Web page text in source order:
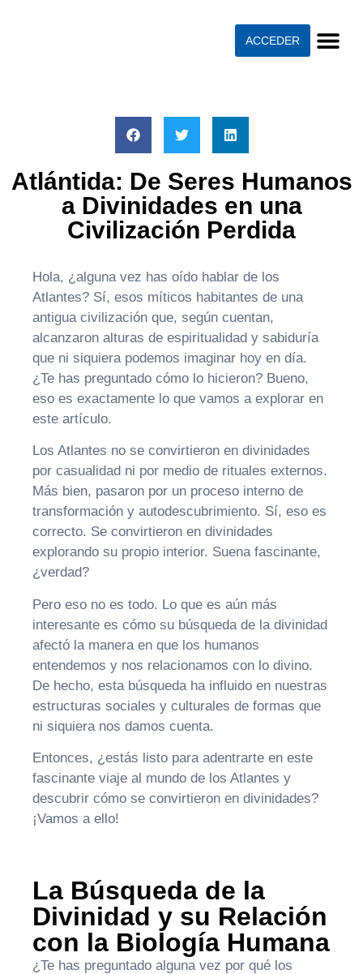
ACCEDER
Atlántida: De Seres Humanos
a Divinidades en una
Civilización Perdida
Hola, ¿alguna vez has oído hablar de los
Atlantes? Sí, esos míticos habitantes de una
antigua civilización que, según cuentan,
alcanzaron alturas de espiritualidad y sabiduría
que ni siquiera podemos imaginar hoy en día.
¿Te has preguntado cómo lo hicieron? Bueno,
eso es exactamente lo que vamos a explorar en
este artículo.
Los Atlantes no se convirtieron en divinidades
por casualidad ni por medio de rituales externos.
Más bien, pasaron por un proceso interno de
transformación y autodescubrimiento. Sí, eso es
correcto. Se convirtieron en divinidades
explorando su propio interior. Suena fascinante,
¿verdad?
Pero eso no es todo. Lo que es aún más
interesante es cómo su búsqueda de la divinidad
afectó la manera en que los humanos
entendemos y nos relacionamos con lo divino.
De hecho, esta búsqueda ha influido en nuestras
estructuras sociales y culturales de formas que
ni siquiera nos damos cuenta.
Entonces, ¿estás listo para adentrarte en este
fascinante viaje al mundo de los Atlantes y
descubrir cómo se convirtieron en divinidades?
¡Vamos a ello!
La Búsqueda de la
Divinidad y su Relación
con la Biología Humana
¿Te has preguntado alguna vez por qué los